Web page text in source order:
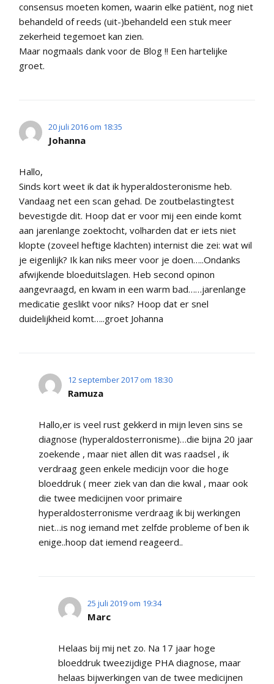
consensus moeten komen, waarin elke patiënt, nog niet
behandeld of reeds (uit-)behandeld een stuk meer
zekerheid tegemoet kan zien.
Maar nogmaals dank voor de Blog !! Een hartelijke
groet.
20 juli 2016 om 18:35
Johanna
Hallo,
Sinds kort weet ik dat ik hyperaldosteronisme heb.
Vandaag net een scan gehad. De zoutbelastingtest
bevestigde dit. Hoop dat er voor mij een einde komt
aan jarenlange zoektocht, volharden dat er iets niet
klopte (zoveel heftige klachten) internist die zei: wat wil
je eigenlijk? Ik kan niks meer voor je doen…..Ondanks
afwijkende bloeduitslagen. Heb second opinon
aangevraagd, en kwam in een warm bad……jarenlange
medicatie geslikt voor niks? Hoop dat er snel
duidelijkheid komt…..groet Johanna
12 september 2017 om 18:30
Ramuza
Hallo,er is veel rust gekkerd in mijn leven sins se
diagnose (hyperaldosterronisme)…die bijna 20 jaar
zoekende , maar niet allen dit was raadsel , ik
verdraag geen enkele medicijn voor die hoge
bloeddruk ( meer ziek van dan die kwal , maar ook
die twee medicijnen voor primaire
hyperaldosterronisme verdraag ik bij werkingen
niet…is nog iemand met zelfde probleme of ben ik
enige..hoop dat iemend reageerd..
25 juli 2019 om 19:34
Marc
Helaas bij mij net zo. Na 17 jaar hoge
bloeddruk tweezijdige PHA diagnose, maar
helaas bijwerkingen van de twee medicijnen